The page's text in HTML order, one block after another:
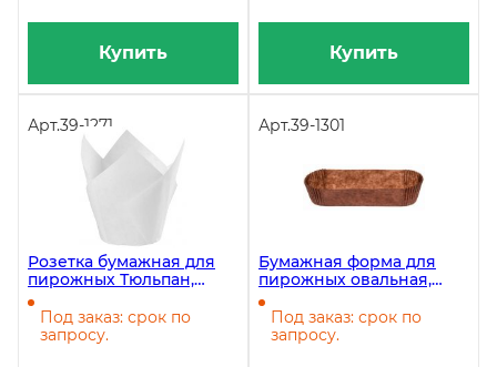
Купить Купить
Арт.39-1271
Розетка бумажная для
пирожных Тюльпан,
диаметр 50 мм, высота
90 мм, белая, 4000 штук
Под заказ: срок по
запросу.
Арт.39-1301
Бумажная форма для
пирожных овальная,
33х83 мм, высота 22 мм,
коричневая, 1000 штук
Под заказ: срок по
запросу.